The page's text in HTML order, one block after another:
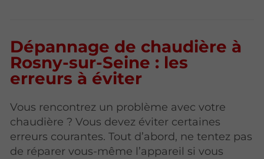
Dépannage de chaudière à
Rosny-sur-Seine : les
erreurs à éviter
Vous rencontrez un problème avec votre
chaudière ? Vous devez éviter certaines
erreurs courantes. Tout d’abord, ne tentez pas
de réparer vous-même l’appareil si vous